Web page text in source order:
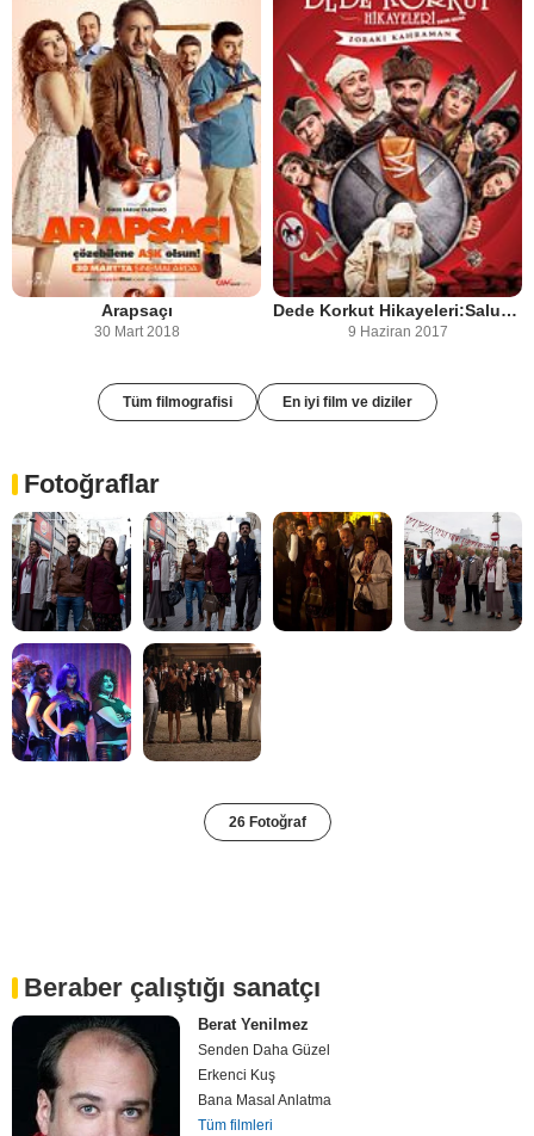
Arapsaçı
30 Mart 2018
Dede Korkut Hikayeleri:Salur Kazan - Zoraki Kahraman
9 Haziran 2017
Tüm filmografisi En iyi film ve diziler
Fotoğraflar
26 Fotoğraf
Beraber çalıştığı sanatçı
Berat Yenilmez
Senden Daha Güzel
Erkenci Kuş
Bana Masal Anlatma
Tüm filmleri